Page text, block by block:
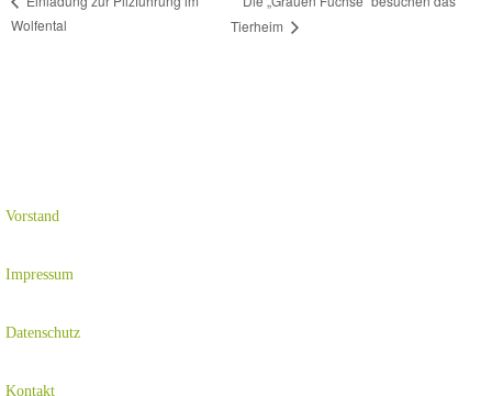
Wolfental
Tierheim
Vorstand
Impressum
Datenschutz
Kontakt